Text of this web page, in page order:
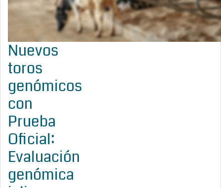
Nuevos
toros
genómicos
con
Prueba
Oficial:
Evaluación
genómica